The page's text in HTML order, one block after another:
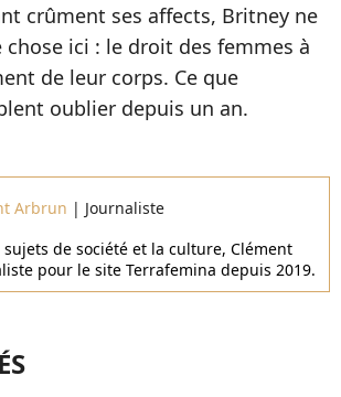
crûment ses affects, Britney ne
chose ici : le droit des femmes à
de leur corps. Ce que
oublier depuis un an.
Arbrun | Journaliste
sujets de société et la culture, Clément
pour le site Terrafemina depuis 2019.